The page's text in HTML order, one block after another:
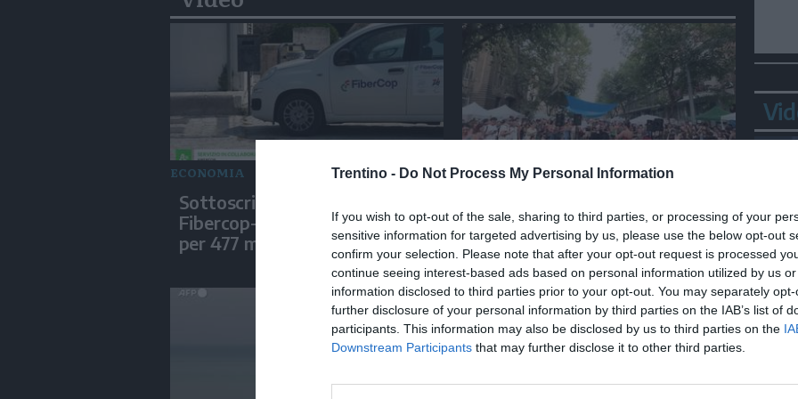
Trentino - Do Not Process My Personal Information
If you wish to opt-out of the sale, sharing to third parties, or processing of your
sensitive information for targeted advertising by us, please use the below opt-out
confirm your selection. Please note that after your opt-out request is processed
continue seeing interest-based ads based on personal information utilized by us
information disclosed to third parties prior to your opt-out. You may separately
further disclosure of your personal information by third parties on the IAB’s list of
participants. This information may also be disclosed by us to third parties on the
Downstream Participants that may further disclose it to other third parties.
ECONOMIA
Sottoscritte le convenzioni
Fibercop-Invitalia, fibra ottica
per 477 mila civici
ITALIA
di Roma
in